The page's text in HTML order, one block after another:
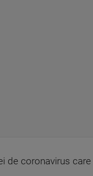
de coronavirus care